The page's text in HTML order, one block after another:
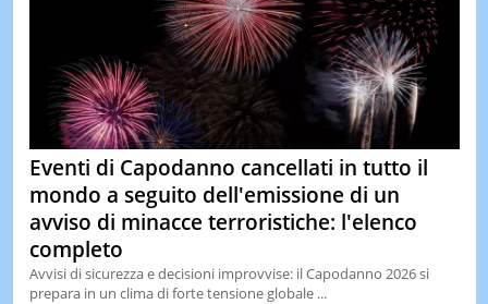
Eventi di Capodanno cancellati in tutto il
mondo a seguito dell'emissione di un
avviso di minacce terroristiche: l'elenco
completo
Avvisi di sicurezza e decisioni improvvise: il Capodanno 2026 si
prepara in un clima di forte tensione globale ...